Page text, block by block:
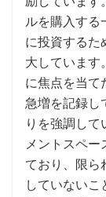
ルを購入する
に投資するた
大しています
に焦点を当て
急増を記録し
りを強調して
メントスペ
ており、限ら
していないこ